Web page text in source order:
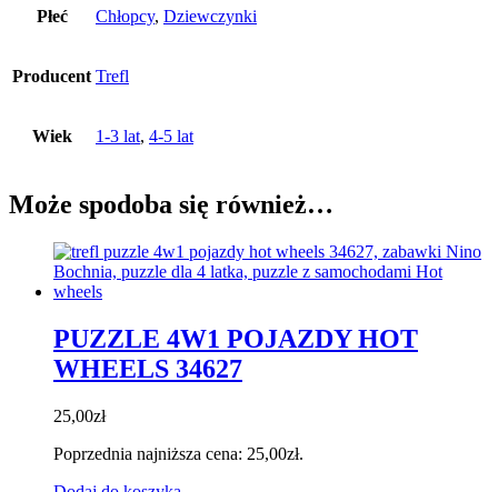
Płeć Chłopcy, Dziewczynki
Producent Trefl
Wiek 1-3 lat, 4-5 lat
Może spodoba się również…
PUZZLE 4W1 POJAZDY HOT
WHEELS 34627
25,00zł
Poprzednia najniższa cena: 25,00zł.